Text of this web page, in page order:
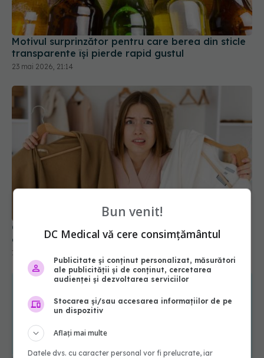
Motivul surprinzător pentru care berea din sticle
transparente își pierde rapid gustul
23 mai 2026, 21:14
Cum scapi de mirosul de umezeală din hainele
groase
16 ian 2026, 11:35
Bun venit!
DC Medical vă cere consimțământul
Publicitate și conținut personalizat, măsurători
ale publicității și de conținut, cercetarea
audienței și dezvoltarea serviciilor
Stocarea și/sau accesarea informațiilor de pe
un dispozitiv
Aflați mai multe
Datele dvs. cu caracter personal vor fi prelucrate, iar